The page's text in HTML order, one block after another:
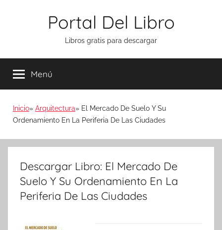
Portal Del Libro
Libros gratis para descargar
Menú
Inicio Arquitectura
El Mercado De Suelo Y Su
Ordenamiento En La Periferia De Las Ciudades
Descargar Libro: El Mercado De
Suelo Y Su Ordenamiento En La
Periferia De Las Ciudades